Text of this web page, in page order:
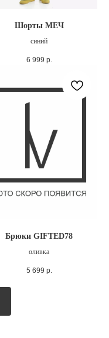
Шорты МЕЧ
синий
6 999 р.
Брюки GIFTED78
оливка
5 699 р.